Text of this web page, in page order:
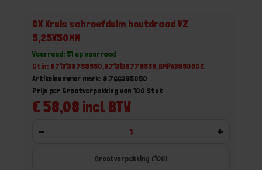
DX Kruis schroefduim houtdraad VZ
5,25X50MM
Voorraad: 51 op voorraad
Gtin: 8713138759550,8713138779558,BMPA395050E
Artikelnummer merk: 9.766395050
€ 58,08 incl. BTW
Prijs per Grootverpakking van 100 Stuk
- +
Grootverpakking (100)